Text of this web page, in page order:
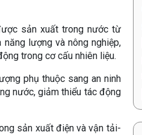
sản xuất trong nước từ
lượng và nông nghiệp,
trong cơ cấu nhiên liệu.
phụ thuộc sang an ninh
nước, giảm thiểu tác động
sản xuất điện và vận tải-